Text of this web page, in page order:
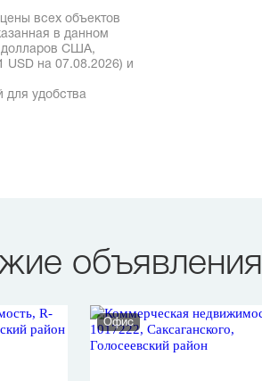
всех объектов
в данном
долларов США,
USD на 07.08.2026) и
для удобства
объявления
Офис